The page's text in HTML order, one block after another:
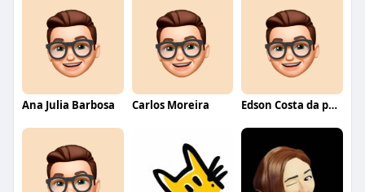
Ana Julia Barbosa Carlos Moreira Edson Costa da paixão